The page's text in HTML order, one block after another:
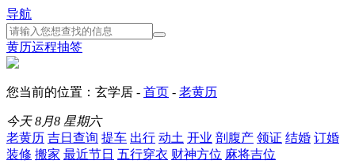
导航
黄历运程抽签
您当前的位置：玄学居 - 首页 - 老黄历
今天8月8 星期六
老黄历 吉日查询 提车 出行 动土 开业 剖腹产 领证 结婚 订婚
装修 搬家 最近节日 五行穿衣 财神方位 麻将吉位